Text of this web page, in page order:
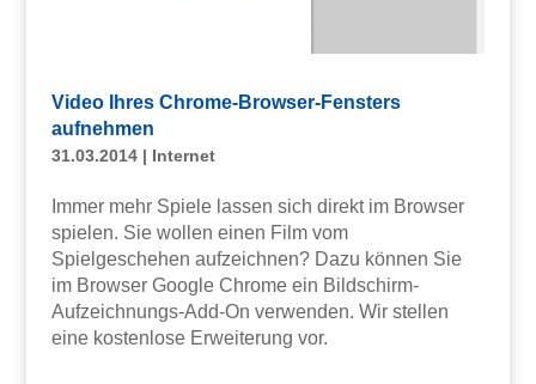
Video Ihres Chrome-Browser-Fensters
aufnehmen
31.03.2014| Internet
Immer mehr Spiele lassen sich direkt im Browser
spielen. Sie wollen einen Film vom
Spielgeschehen aufzeichnen? Dazu können Sie
im Browser Google Chrome ein Bildschirm-
Aufzeichnungs-Add-On verwenden. Wir stellen
eine kostenlose Erweiterung vor.